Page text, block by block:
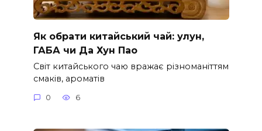
Як обрати китайський чай: улун,
ГАБА чи Да Хун Пао
Світ китайського чаю вражає різноманіттям
смаків, ароматів
0 6